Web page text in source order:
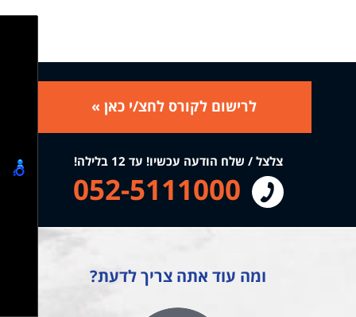
לרישום לקורס לחצ/י כאן »
צלצל / שלח הודעה עכשיו! עד 12 בלילה!
052-5111000
ומה עוד אתה צריך לדעת?